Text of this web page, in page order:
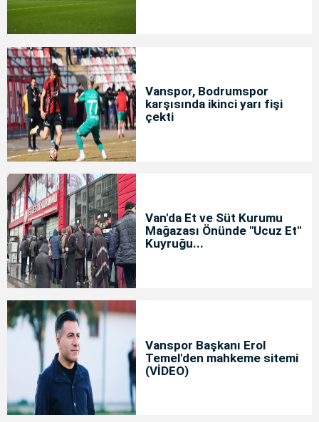
Vanspor, Bodrumspor
karşısında ikinci yarı fişi
çekti
Van'da Et ve Süt Kurumu
Mağazası Önünde "Ucuz Et"
Kuyruğu...
Vanspor Başkanı Erol
Temel'den mahkeme sitemi
(VİDEO)